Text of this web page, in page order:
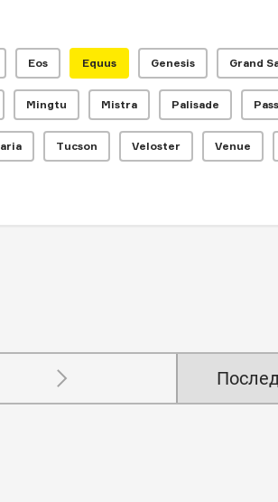
Eos Equus Genesis Grand
Mingtu Mistra Palisade
Tucson Veloster Venue